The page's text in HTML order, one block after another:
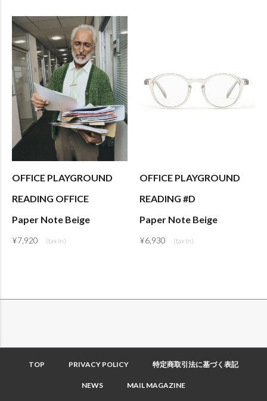
OFFICE PLAYGROUND
READING OFFICE
Paper Note Beige
¥7,920
OFFICE PLAYGROUND
READING #D
Paper Note Beige
¥6,930
TOP PRIVACY POLICY 特定商取引法に基づく表記
NEWS MAIL MAGAZINE